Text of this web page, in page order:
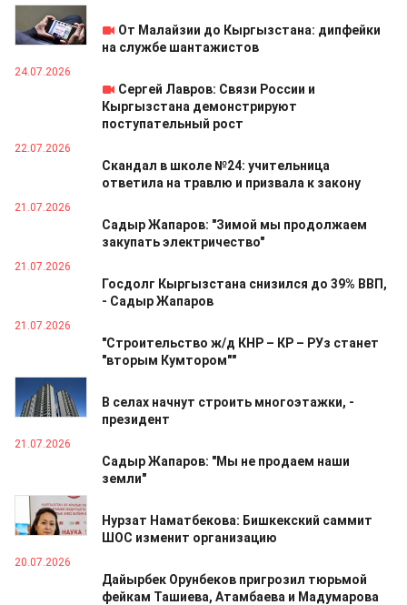
25.07.2026
От Малайзии до Кыргызстана: дипфейки
на службе шантажистов
24.07.2026
Сергей Лавров: Связи России и
Кыргызстана демонстрируют
поступательный рост
22.07.2026
Скандал в школе №24: учительница
ответила на травлю и призвала к закону
21.07.2026
Садыр Жапаров: "Зимой мы продолжаем
закупать электричество"
21.07.2026
Госдолг Кыргызстана снизился до 39% ВВП,
- Садыр Жапаров
21.07.2026
"Строительство ж/д КНР – КР – РУз станет
"вторым Кумтором""
21.07.2026
В селах начнут строить многоэтажки, -
президент
21.07.2026
Садыр Жапаров: "Мы не продаем наши
земли"
21.07.2026
Нурзат Наматбекова: Бишкекский саммит
ШОС изменит организацию
20.07.2026
Дайырбек Орунбеков пригрозил тюрьмой
фейкам Ташиева, Атамбаева и Мадумарова